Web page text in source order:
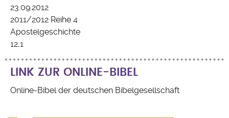
23.09.2012
2011/2012 Reihe 4
Apostelgeschichte
12,1
LINK ZUR ONLINE-BIBEL
Online-Bibel der deutschen Bibelgesellschaft